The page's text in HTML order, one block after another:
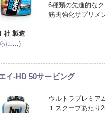
6種類の先進的な
筋肉強化サプリメ
社 製造
に…)
イ-HD 50サービング
ウルトラプレミア
１スクープあたり